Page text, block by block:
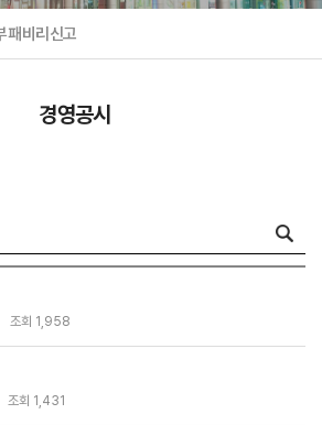
패비리신고
경영공시
조회 1,958
조회 1,431